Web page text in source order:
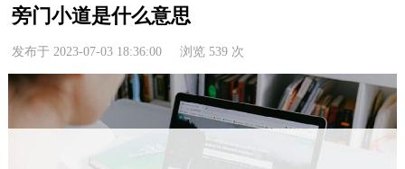
农业
命理
健康
历史
旁门小道是什么意思
发布于 2023-07-03 18:36:00 浏览 539 次